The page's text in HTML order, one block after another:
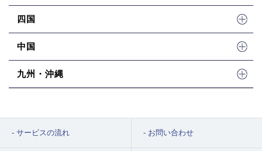
四国
中国
九州・沖縄
サービスの流れ お問い合わせ